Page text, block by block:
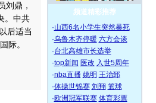
鼎，
。中共
后适当
际。
频道精彩推荐
·山西6名小学生突然暴死
·乌鲁木齐停暖 六方会谈
·台北高雄市长选举
·top新闻 医改 入世5周年
·nba直播 姚明 王治郅
·体操世锦赛 刘翔 篮球
·欧洲冠军联赛 体育彩票